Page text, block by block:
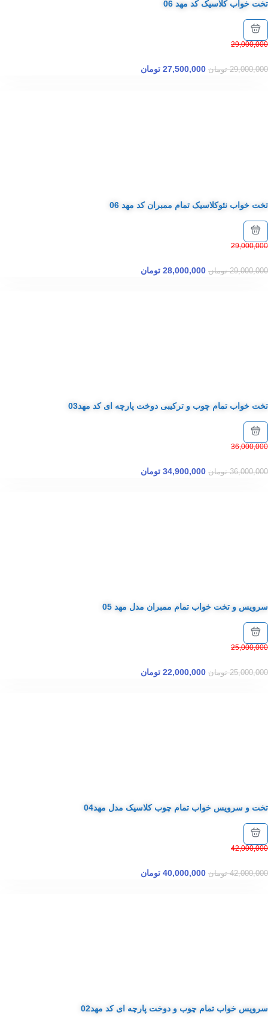
تخت خواب کلاسیک کد مهد 06
29,000,000
29,000,000 تومان 27,500,000 تومان
تخت خواب نئوکلاسیک تمام ممبران کد مهد 06
29,000,000
29,000,000 تومان 28,000,000 تومان
تخت خواب تمام چوب و ترکیبی دوخت پارچه ای کد مهد03
36,000,000
36,000,000 تومان 34,900,000 تومان
سرویس و تخت خواب تمام ممبران مدل مهد 05
25,000,000
25,000,000 تومان 22,000,000 تومان
تخت و سرویس خواب تمام چوب کلاسیک مدل مهد04
42,000,000
42,000,000 تومان 40,000,000 تومان
سرویس خواب تمام چوب و دوخت پارچه ای کد مهد02